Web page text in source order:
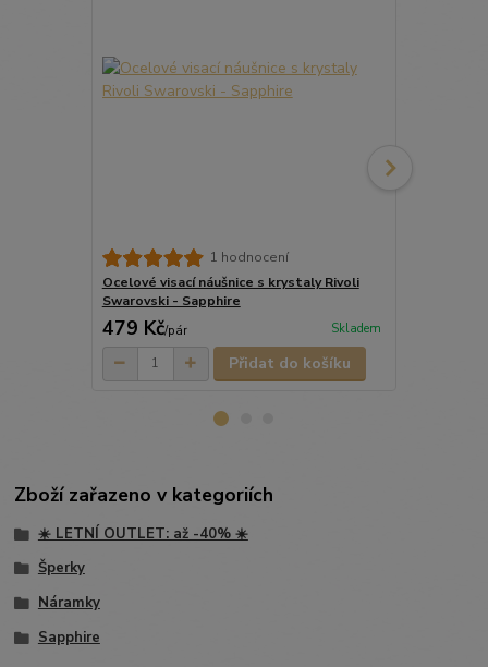
1 hodnocení
Ocelové visací náušnice s krystaly Rivoli
Swarovski - Sapphire
479 Kč/pár Skladem
Přidat do košíku
Zboží zařazeno v kategoriích
☀️ LETNÍ OUTLET: až -40% ☀️
Šperky
Náramky
Sapphire